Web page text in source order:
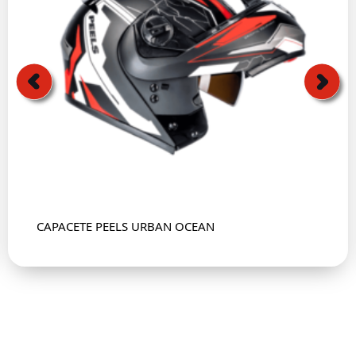
CAPACETE PEELS URBAN OCEAN